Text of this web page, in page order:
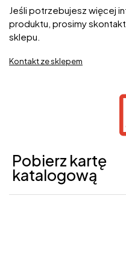
Jeśli potrzebujesz więcej
produktu, prosimy
sklepu.
Kontakt ze sklepem
Pobierz kartę
katalogową